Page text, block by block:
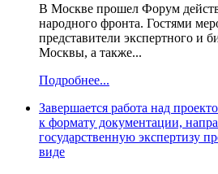
В Москве прошел Форум
народного фронта. Гостями
представители экспертного и
Москвы, а также...
Подробнее...
Завершается работа над
к формату документации,
государственную экспертизу
виде